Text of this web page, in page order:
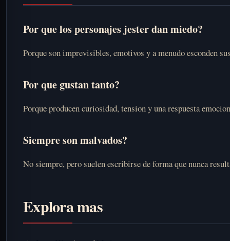
Por que los personajes jester dan miedo?
Porque son imprevisibles, emotivos y a menudo esconden
Por que gustan tanto?
Porque producen curiosidad, tension y una respuesta
Siempre son malvados?
No siempre, pero suelen escribirse de forma que nunca
Explora mas